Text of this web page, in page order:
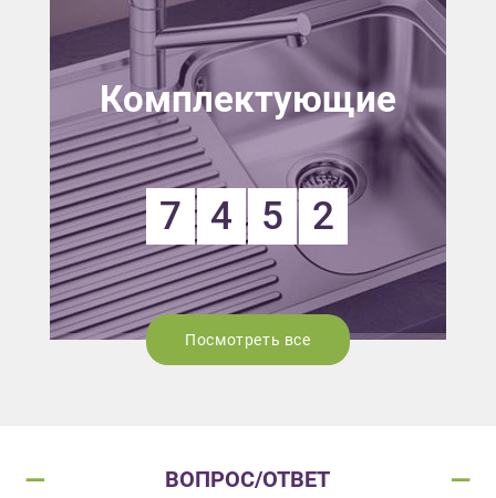
Комплектующие
7 4 5 2
Посмотреть все
ВОПРОС/ОТВЕТ